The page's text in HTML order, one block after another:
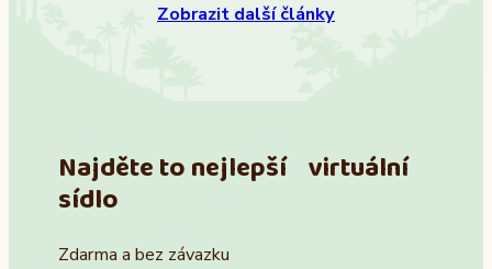
Zobrazit další články
Najděte to nejlepší virtuální
sídlo
Zdarma a bez závazku